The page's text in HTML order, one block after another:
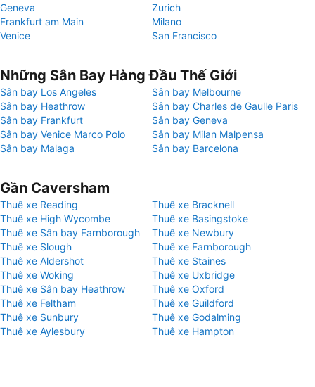
Geneva
Zurich
Frankfurt am Main
Milano
Venice
San Francisco
Những Sân Bay Hàng Đầu Thế Giới
Sân bay Los Angeles
Sân bay Melbourne
Sân bay Heathrow
Sân bay Charles de Gaulle Paris
Sân bay Frankfurt
Sân bay Geneva
Sân bay Venice Marco Polo
Sân bay Milan Malpensa
Sân bay Malaga
Sân bay Barcelona
Gần Caversham
Thuê xe Reading
Thuê xe Bracknell
Thuê xe High Wycombe
Thuê xe Basingstoke
Thuê xe Sân bay Farnborough
Thuê xe Newbury
Thuê xe Slough
Thuê xe Farnborough
Thuê xe Aldershot
Thuê xe Staines
Thuê xe Woking
Thuê xe Uxbridge
Thuê xe Sân bay Heathrow
Thuê xe Oxford
Thuê xe Feltham
Thuê xe Guildford
Thuê xe Sunbury
Thuê xe Godalming
Thuê xe Aylesbury
Thuê xe Hampton